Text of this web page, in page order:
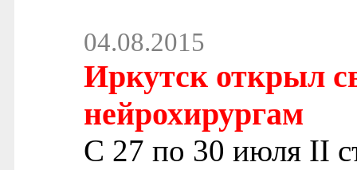
04.08.2015
Иркутск открыл
нейрохирургам
С 27 по 30 июля II